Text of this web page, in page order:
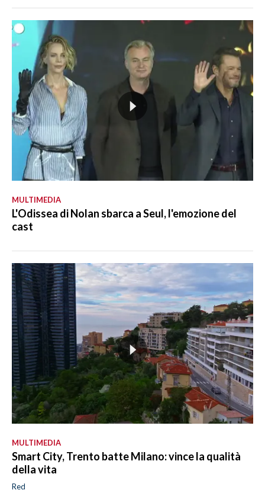
MULTIMEDIA
L'Odissea di Nolan sbarca a Seul, l'emozione del
cast
MULTIMEDIA
Smart City, Trento batte Milano: vince la qualità
della vita
Red